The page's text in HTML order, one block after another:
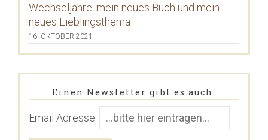
Wechseljahre: mein neues Buch und mein
neues Lieblingsthema
16. OKTOBER 2021
Einen Newsletter gibt es auch.
Email Adresse: